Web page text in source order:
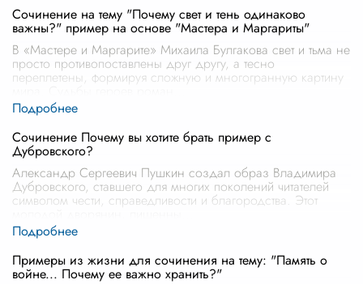
Сочинение на тему "Почему свет и тень одинаково
важны?" пример на основе "Мастера и Маргариты"
В «Мастере и Маргарите» Михаила Булгакова свет и тьма не
просто противопоставлены друг другу, а тесно
переплетены, формируя сложную и многогранную картину
Сочинение Почему вы хотите брать пример с
Дубровского?
Александр Сергеевич Пушкин создал образ Владимира
Дубровского, ставшего для многих поколений читателей
символом чести, справедливости и благородства. Этот
Примеры из жизни для сочинения на тему: "Память о
войне... Почему ее важно хранить?"